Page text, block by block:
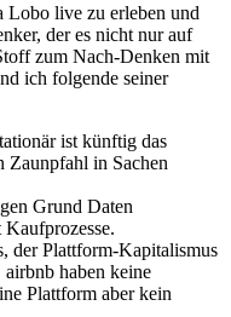
Lobo live zu erleben und
der es nicht nur auf
zum Nach-Denken mit
ich folgende seiner
ist künftig das
Zaunpfahl in Sachen
Grund Daten
der Plattform-Kapitalismus
haben keine
Plattform aber kein